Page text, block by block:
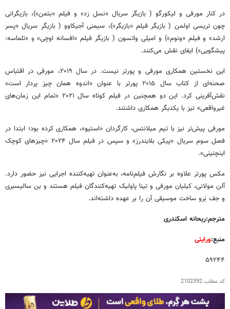
در کنار مورفی و لیکورگو ( بازیگر سریال «نسل زد» و فیلم «بتمن»)، بازیگرانی
چون تریسی اولمن ( بازیگر فیلم «بازیگر»)، سیمنی آجیکاوو ( بازیگر سریال «پسر
ارشد» و فیلم «ونوم») و امیلی واتسون ( بازیگر فیلم «افسانه اوچی» و «تلماسه:
پیشگویی») ایفای نقش می‌کنند.
این نخستین همکاری مورفی و پورتر نیست. در سال ۲۰۱۹، مورفی در اقتباس
صحنه‌ای از کتاب سال ۲۰۱۵ پورتر با عنوان «اندوه همان چیز پردار است»
نقش‌آفرینی کرد. این دو همچنین در فیلم کوتاه سال ۲۰۲۱ «تمام این زمان‌های
غیرواقعی» نیز با یکدیگر همکاری داشتند.
مورفی پیش‌تر نیز با تیم میلانتس، کارگردان «استیو»، همکاری کرده بود؛ ابتدا در
فصل سوم سریال «پیکی بلایندرز» و سپس در فیلم سال ۲۰۲۴ «چیزهای کوچک
اینچنینی».
مکس پورتر علاوه بر نگارش فیلم‌نامه، به‌عنوان تهیه‌کننده اجرایی نیز حضور دارد.
آلن مولانی، کیلیان مورفی و تینا پاولیک تهیه‌کنندگان فیلم هستند و بن سالیسبری
و جف بَرو ساخت موسیقی آن را بر عهده داشته‌اند.
مترجم:ریحانه اسکندری
منبع:ورایتی
۵۹۲۴۴
کد مطلب2102392